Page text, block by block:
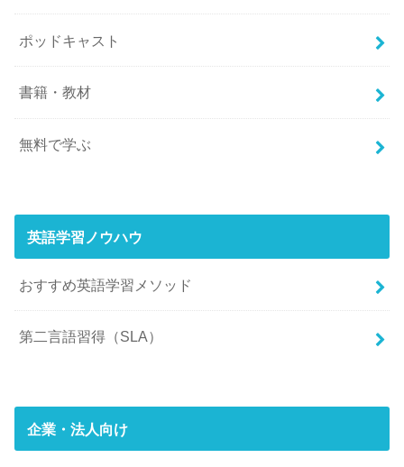
ポッドキャスト
書籍・教材
無料で学ぶ
英語学習ノウハウ
おすすめ英語学習メソッド
第二言語習得（SLA）
企業・法人向け